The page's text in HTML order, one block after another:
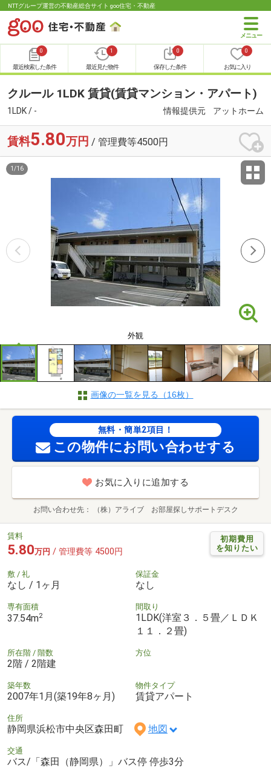
NTTグループ運営の不動産総合サイト goo住宅・不動産
0
最近検索した条件
1
最近見た物件
0
保存した条件
0
お気に入り
クルール 1LDK 賃貸(賃貸マンション・アパート)
1LDK / - 情報提供元 アットホーム
賃料5.80万円 / 管理費等4500円
外観
1 /16
画像の一覧を見る（16枚）
無料・簡単2項目！
この物件にお問い合わせする
お気に入りに追加する
お問い合わせ先 （株）アライブ お部屋探しサポートデスク
初期費用
を知りたい
賃料
5.80万円 / 管理費等 4500円
敷 / 礼
なし / 1ヶ月
保証金
なし
専有面積
37.54m2
間取り
1LDK(洋室３．５畳／ＬＤＫ
１１．２畳)
所在階 / 階数
2階 / 2階建
方位
築年数
2007年1月(築19年8ヶ月)
物件タイプ
賃貸アパート
住所
静岡県浜松市中央区森田町 地図
交通
バス/「森田（静岡県）」バス停 停歩3分